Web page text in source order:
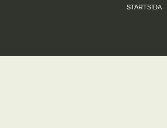
STARTSIDA